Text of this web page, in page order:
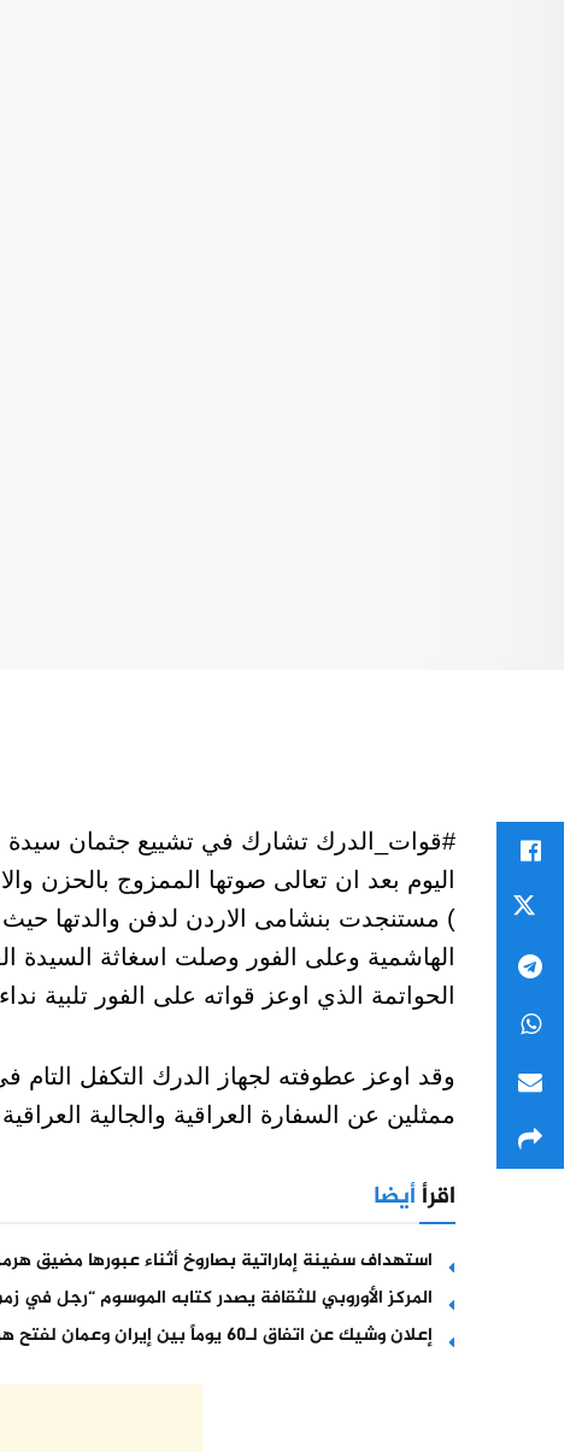
#قوات_الدرك تشارك في تشييع جثمان سيدة
اليوم بعد ان تعالى صوتها الممزوج بالحزن
) مستنجدت بنشامى الاردن لدفن والدتها حيث
الهاشمية وعلى الفور وصلت اسغاثة السيدة
الحواتمة الذي اوعز قواته على الفور تلبية
وقد اوعز عطوفته لجهاز الدرك التكفل التام
ممثلين عن السفارة العراقية والجالية
اقرأأيضا
استهداف سفينة إماراتية بصاروخ أثناء عبورها مضيق
المركز الأوروبي للثقافة يصدر كتابه الموسوم “رجل في
إعلان وشيك عن اتفاق لـ60 يوماً بين إيران وعمان لفتح هرمز